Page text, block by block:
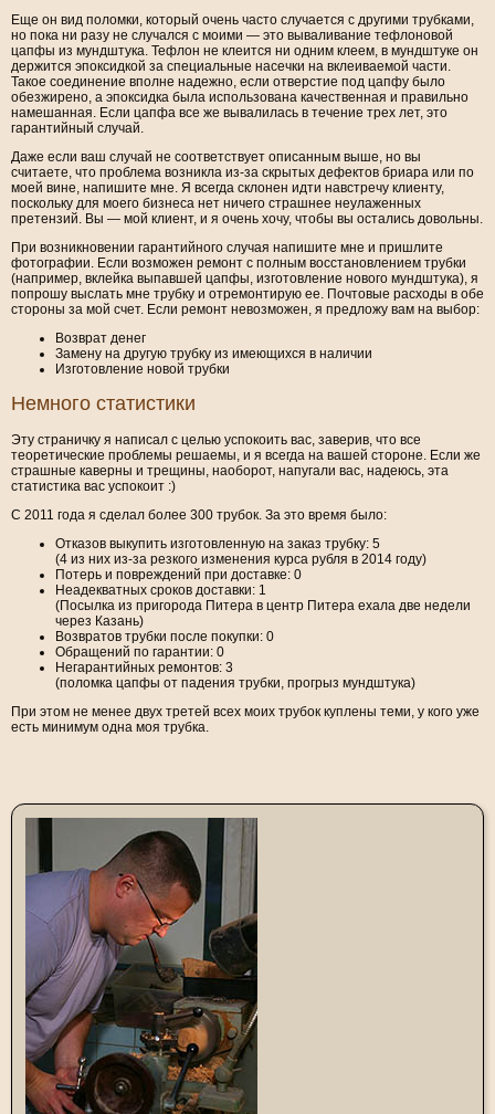
Еще он вид поломки, который очень часто случается с другими трубками,
но пока ни разу не случался с моими — это вываливание тефлоновой
цапфы из мундштука. Тефлон не клеится ни одним клеем, в мундштуке он
держится эпоксидкой за специальные насечки на вклеиваемой части.
Такое соединение вполне надежно, если отверстие под цапфу было
обезжирено, а эпоксидка была использована качественная и правильно
намешанная. Если цапфа все же вывалилась в течение трех лет, это
гарантийный случай.
Даже если ваш случай не соответствует описанным выше, но вы
считаете, что проблема возникла из-за скрытых дефектов бриара или по
моей вине, напишите мне. Я всегда склонен идти навстречу клиенту,
поскольку для моего бизнеса нет ничего страшнее неулаженных
претензий. Вы — мой клиент, и я очень хочу, чтобы вы остались довольны.
При возникновении гарантийного случая напишите мне и пришлите
фотографии. Если возможен ремонт с полным восстановлением трубки
(например, вклейка выпавшей цапфы, изготовление нового мундштука), я
попрошу выслать мне трубку и отремонтирую ее. Почтовые расходы в обе
стороны за мой счет. Если ремонт невозможен, я предложу вам на выбор:
Возврат денег
Замену на другую трубку из имеющихся в наличии
Изготовление новой трубки
Немного статистики
Эту страничку я написал с целью успокоить вас, заверив, что все
теоретические проблемы решаемы, и я всегда на вашей стороне. Если же
страшные каверны и трещины, наоборот, напугали вас, надеюсь, эта
статистика вас успокоит :)
С 2011 года я сделал более 300 трубок. За это время было:
Отказов выкупить изготовленную на заказ трубку: 5
(4 из них из-за резкого изменения курса рубля в 2014 году)
Потерь и повреждений при доставке: 0
Неадекватных сроков доставки: 1
(Посылка из пригорода Питера в центр Питера ехала две недели
через Казань)
Возвратов трубки после покупки: 0
Обращений по гарантии: 0
Негарантийных ремонтов: 3
(поломка цапфы от падения трубки, прогрыз мундштука)
При этом не менее двух третей всех моих трубок куплены теми, у кого уже
есть минимум одна моя трубка.